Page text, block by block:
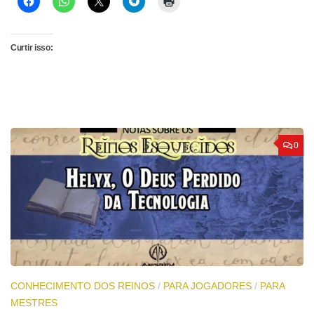
Curtir isso:
0
CONHECIMENTO DOS REINOS / PARA JOGADORES / PARA
MESTRES